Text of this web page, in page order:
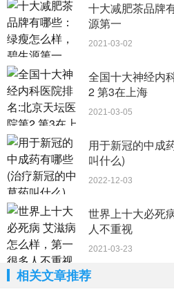
十大减肥茶品牌
源第一
2021-03-02
全国十大神经内
2 第3在上海
2021-03-05
用于新冠的中成
叫什么)
2022-12-03
世界上十大必死
人不重视
2021-03-23
相关文章推荐